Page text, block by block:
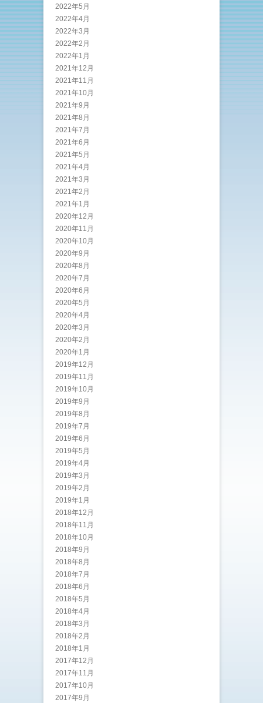
2022年5月
2022年4月
2022年3月
2022年2月
2022年1月
2021年12月
2021年11月
2021年10月
2021年9月
2021年8月
2021年7月
2021年6月
2021年5月
2021年4月
2021年3月
2021年2月
2021年1月
2020年12月
2020年11月
2020年10月
2020年9月
2020年8月
2020年7月
2020年6月
2020年5月
2020年4月
2020年3月
2020年2月
2020年1月
2019年12月
2019年11月
2019年10月
2019年9月
2019年8月
2019年7月
2019年6月
2019年5月
2019年4月
2019年3月
2019年2月
2019年1月
2018年12月
2018年11月
2018年10月
2018年9月
2018年8月
2018年7月
2018年6月
2018年5月
2018年4月
2018年3月
2018年2月
2018年1月
2017年12月
2017年11月
2017年10月
2017年9月